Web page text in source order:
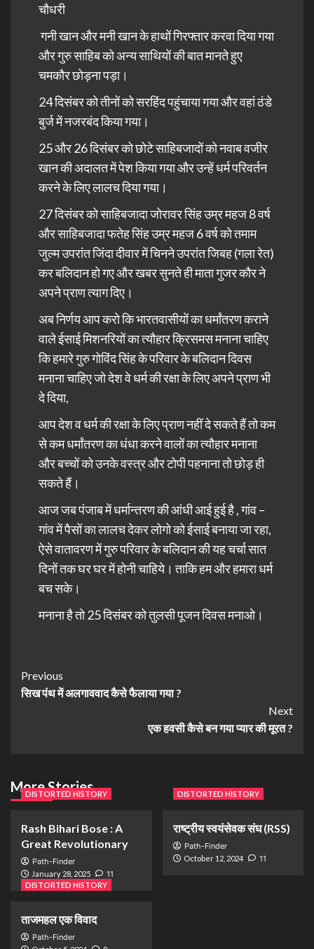
चौधरी
गनी खान और मनी खान के हाथों गिरफ्तार करवा दिया गया
और गुरु साहिब को अन्य साथियों की बात मानते हुए
चमकौर छोड़ना पड़ा।
24 दिसंबर को तीनों को सरहिंदपहुंचायागया और वहां ठंडे
बुर्ज में नजरबंद किया गया।
25 और 26 दिसंबर को छोटे साहिबजादों को नवाब वजीर
खान की अदालत में पेश किया गया और उन्हें धर्म परिवर्तन
करने के लिए लालच दिया गया।
27 दिसंबर को साहिबजादा जोरावर सिंह उम्र महज 8 वर्ष
और साहिबजादा फतेह सिंह उम्र महज 6 वर्ष को तमाम
जुल्म उपरांत जिंदा दीवार में चिनने उपरांत जिबह (गला रेत)
कर बलिदान हो गए और खबर सुनते ही माता गुजर कौर ने
अपने प्राण त्याग दिए।
अब निर्णय आप करो कि भारतवासीयों का धर्मांतरण कराने
वाले ईसाई मिशनरियों का त्यौहार क्रिसमस मनाना चाहिए
कि हमारे गुरु गोविंद सिंह के परिवार के बलिदान दिवस
मनाना चाहिए जो देश वे धर्म की रक्षा के लिए अपने प्राण भी
दे दिया,
आप देश व धर्म की रक्षा के लिए प्राण नहीं दे सकते हैं तो कम
से कम धर्मांतरण का धंधा करने वालों का त्यौहार मनाना
और बच्चों को उनके वस्त्र और टोपी पहनाना तो छोड़ ही
सकते हैं।
आज जब पंजाब में धर्मान्तरण की आंधी आई हुई है , गांव –
गांव में पैसों का लालच देकर लोगो को ईसाई बनाया जा रहा,
ऐसे वातावरण में गुरु परिवार के बलिदान की यहचर्चासात
दिनों तक घर घर में होनी चाहिये। ताकि हम और हमारा धर्म
बच सके।
मनाना है तो 25 दिसंबर को तुलसी पूजन दिवस मनाओ।
Previous
सिख पंथ में अलगाववाद कैसे फैलाया गया ?
Next
एक हवसी कैसे बन गया प्यार की मूरत ?
More Stories
DISTORTED HISTORY
Rash Bihari Bose : A
Great Revolutionary
Path-Finder
January 28, 2025 11
DISTORTED HISTORY
राष्ट्रीय स्वयंसेवक संघ (RSS)
Path-Finder
October 12, 2024 11
DISTORTED HISTORY
ताजमहल एक विवाद
Path-Finder